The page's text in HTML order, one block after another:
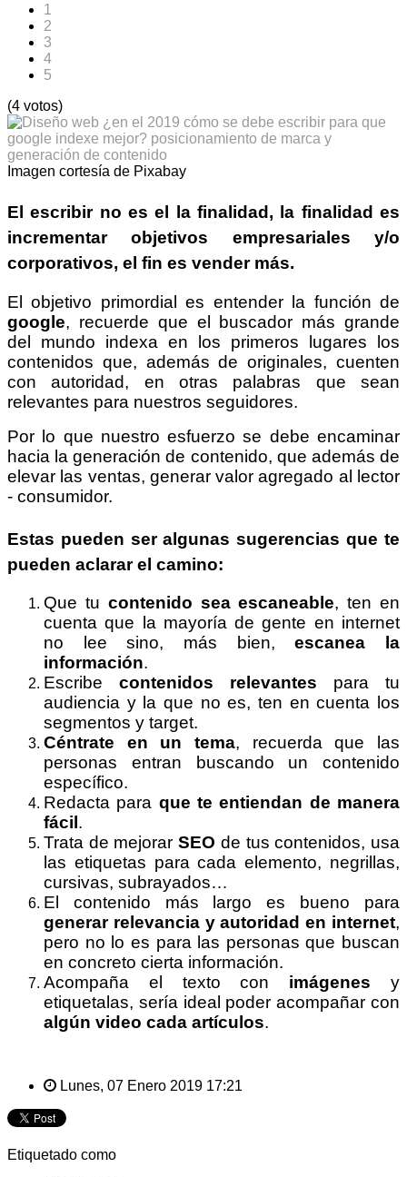
1
2
3
4
5
(4 votos)
Imagen cortesía de Pixabay
El escribir no es el la finalidad, la finalidad es
incrementarobjetivos empresariales y/o
corporativos, el fin es vender más.
El objetivo primordial es entender la función de
google, recuerde que el buscador más grande
del mundo indexa en los primeros lugares los
contenidos que, además de originales, cuenten
con autoridad, en otras palabras que sean
relevantes para nuestros seguidores.
Por lo que nuestro esfuerzo se debe encaminar
hacia la generación de contenido, que además de
elevar las ventas, generar valor agregado al lector
- consumidor.
Estas pueden ser algunas sugerencias que te
pueden aclarar el camino:
Que tu contenido sea escaneable, ten en
cuenta que la mayoría de gente en internet
no lee sino, más bien,escanea la
información.
Escribe contenidos relevantes para tu
audiencia y la que no es, ten en cuenta los
segmentos y target.
Céntrate en un tema, recuerda que las
personas entran buscando un contenido
específico.
Redacta para que te entiendan de manera
fácil .
Trata de mejorarSEO de tus contenidos, usa
las etiquetas para cada elemento, negrillas,
cursivas, subrayados…
El contenido más largo es bueno para
generar relevancia y autoridad en internet,
pero no lo es para las personas que buscan
en concreto cierta información.
Acompaña el texto con imágenes y
etiquetalas, sería ideal poder acompañar con
algún video cada artículos.
Lunes, 07 Enero 2019 17:21
Etiquetado como